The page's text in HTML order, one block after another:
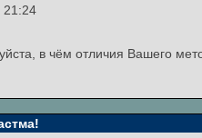
в чём отличия Вашего